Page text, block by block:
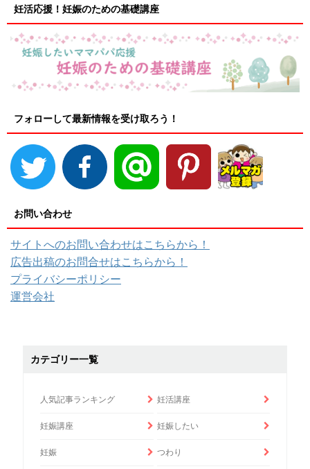
妊活応援！妊娠のための基礎講座
フォローして最新情報を受け取ろう！
お問い合わせ
サイトへのお問い合わせはこちらから！
広告出稿のお問合せはこちらから！
プライバシーポリシー
運営会社
カテゴリー一覧
人気記事ランキング 妊活講座
妊娠講座 妊娠したい
妊娠 つわり